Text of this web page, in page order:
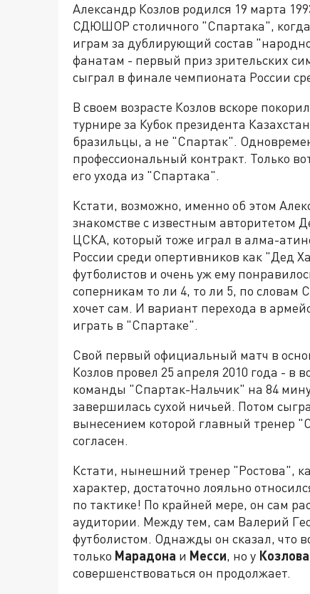
Александр Козлов родился 19 марта
СДЮШОР столичного "Спартака", когда
играм за дублирующий состав
фанатам - первый приз зрительских
сыграл в финале чемпионата России
В своем возрасте Козлов вскоре
турнире за Кубок президента
бразильцы, а не "Спартак".
профессиональный контракт. Только
его ухода из "Спартака".
Кстати, возможно, именно об этом
знакомстве с известным авторитетом
ЦСКА, который тоже играл в алма-
России среди опертивников как "Дед
футболистов и очень уж ему
соперникам то ли 4, то ли 5, по словам
хочет сам. И вариант перехода в
играть в "Спартаке".
Свой первый официальный матч в
Козлов провел 25 апреля 2010 года - в
команды "Спартак-Нальчик" на 84
завершилась сухой ничьей. Потом
вынесением которой главный тренер
согласен.
Кстати, нынешний тренер "Ростова",
характер, достаточно лояльно
по тактике! По крайней мере, он сам
аудитории. Между тем, сам Валерий
футболистом. Однажды он сказал, что
только Марадона и Месси, но у Козлова
совершенствоваться он продолжает.